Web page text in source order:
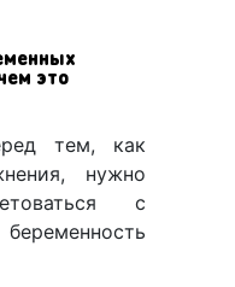
это
тем, как
нужно
с